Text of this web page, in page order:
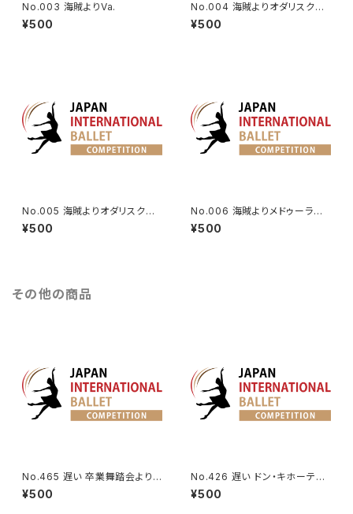
No.003 海賊よりVa.
¥500
No.004 海賊よりオダリスクの
第2Va.
¥500
No.005 海賊よりオダリスクの
第3Va.
¥500
No.006 海賊よりメドゥーラのV
a.
¥500
その他の商品
No.465 遅い 卒業舞踏会よりV
a.
¥500
No.426 遅い ドン・キホーテよ
り森の女王のVa.
¥500